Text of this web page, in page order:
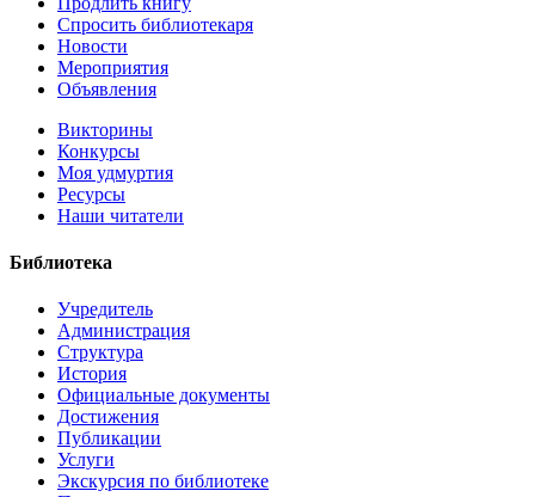
Спросить библиотекаря
Новости
Мероприятия
Объявления
Викторины
Конкурсы
Моя удмуртия
Ресурсы
Наши читатели
Библиотека
Учредитель
Администрация
Структура
История
Официальные документы
Достижения
Публикации
Услуги
Экскурсия по библиотеке